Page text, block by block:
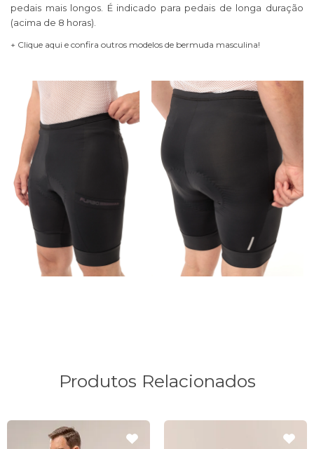
pedais mais longos. É indicado para pedais de longa duração
(acima de 8 horas).
+ Clique aqui e confira outros modelos de bermuda masculina!
Produtos Relacionados